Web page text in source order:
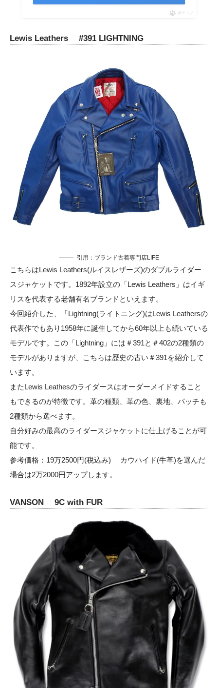
ポチップ
Lewis Leathers #391 LIGHTNING
引用： ブランド古着専門店LIFE
こちらはLewis Leathers(ルイスレザーズ)のダブルライダー
スジャケットです。1892年設立の「Lewis Leathers」はイギ
リスを代表する老舗有名ブランドといえます。
今回紹介した、「Lightning(ライトニング)はLewis Leathersの
代表作でもあり1958年に誕生してから60年以上も続いている
モデルです。この「Lightning」には＃391と＃402の2種類の
モデルがありますが、こちらは歴史の古い＃391を紹介して
います。
またLewis Leathesのライダースはオーダーメイドすること
もできるのが特徴です。革の種類、革の色、裏地、パッチも
2種類から選べます。
自分好みの最高のライダースジャケットに仕上げることが可
能です。
参考価格：19万2500円(税込み) カウハイド(牛革)を選んだ
場合は2万2000円アップします。
VANSON 9C with FUR